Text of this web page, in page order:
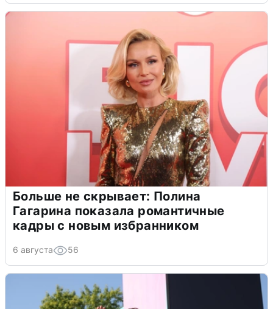
Больше не скрывает: Полина
Гагарина показала романтичные
кадры с новым избранником
6 августа 56